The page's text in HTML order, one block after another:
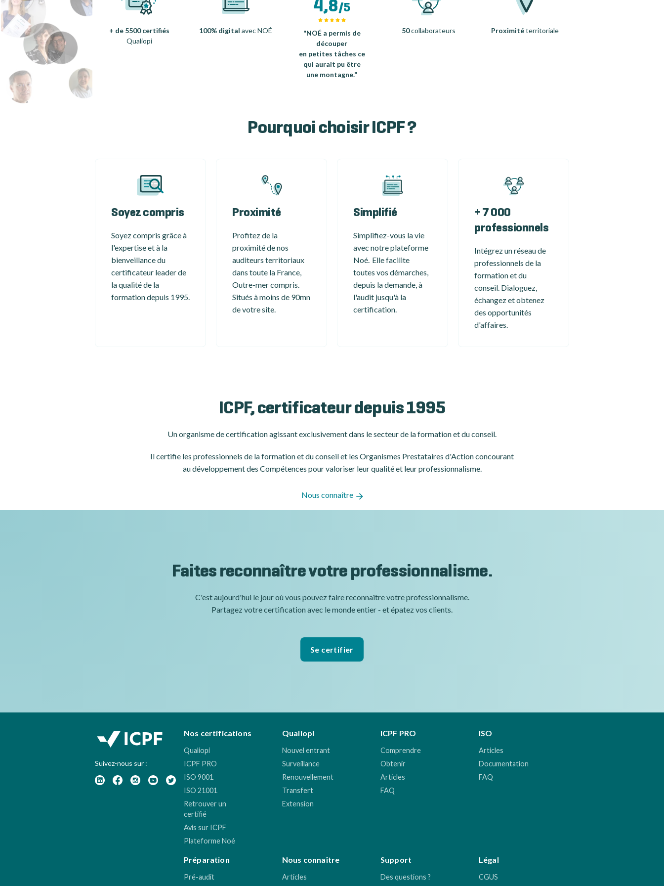
+ de 5500 certifiés
Qualiopi
100% digital avec NOÉ
4,8/5
"NOÉ a permis de
découper
en petites tâches ce
qui aurait pu être
une montagne."
50collaborateurs Proximitéterritoriale
Pourquoi choisir ICPF ?
Soyez compris
Soyez compris grâce à
l'expertise et à la
bienveillance du
certificateur leader de
la qualité de la
formation depuis 1995.
Proximité
Profitez de la
proximité de nos
auditeurs territoriaux
dans toute la France,
Outre-mer compris.
Situés à moins de 90mn
de votre site.
Simplifié
Simplifiez-vous la vie
avec notre plateforme
Noé. Elle facilite
toutes vos démarches,
depuis la demande, à
l'audit jusqu'à la
certification.
+ 7 000
professionnels
Intégrez un réseau de
professionnels de la
formation et du
conseil. Dialoguez,
échangez et obtenez
des opportunités
d'affaires.
ICPF, certificateur depuis 1995
Un organisme de certificationagissant exclusivement dans le secteur de la formation et du conseil.
Il certifie les professionnels de la formation et du conseil et les Organismes Prestataires d'Action concourant
au développement des Compétences pour valoriser leur qualité et leur professionnalisme.
Nous connaître
Faites reconnaître votre professionnalisme.
C'est aujourd'hui le jour où vous pouvez faire reconnaître votre professionnalisme.
Partagez votre certification avec le monde entier - et épatez vos clients.
Se certifier
Suivez-nous sur :
Nos certifications
Qualiopi
ICPF PRO
ISO 9001
ISO 21001
Retrouver un
certifié
Avis sur ICPF
Plateforme Noé
Qualiopi
Nouvel entrant
Surveillance
Renouvellement
Transfert
Extension
ICPF PRO
Comprendre
Obtenir
Articles
FAQ
ISO
Articles
Documentation
FAQ
Préparation
Pré-audit
Nous connaître
Articles
Support
Des questions ?
Légal
CGUS